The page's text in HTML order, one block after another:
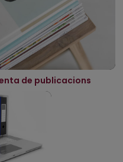
de publicacions